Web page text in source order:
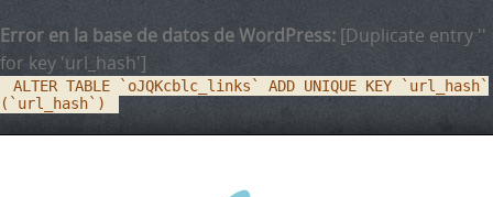
Error en la base de datos de WordPress: [Duplicate entry ''
for key 'url_hash']
ALTER TABLE `oJQKcblc_links` ADD UNIQUE KEY `url_hash`
(`url_hash`)